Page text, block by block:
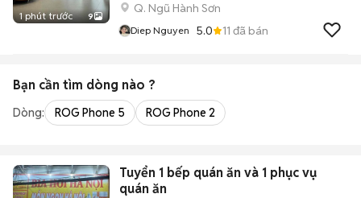
1 phút trước 9
Q. Ngũ Hành Sơn
Diep Nguyen 5.0 11 đã bán
Bạn cần tìm dòng nào ?
Dòng: ROG Phone 5 ROG Phone 2
Tuyển 1 bếp quán ăn và 1 phục vụ
quán ăn